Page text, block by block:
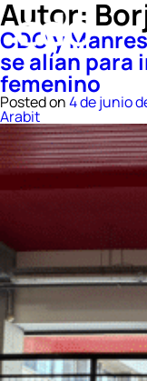
Autor:
CDO y
se alían para
femenino
Posted on4 de junio
Arabit